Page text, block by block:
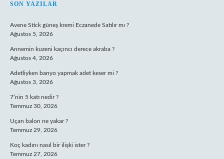
SIDEBAR
SON YAZILAR
Avene Stick güneş kremi Eczanede Satılır mı ?
Ağustos 5, 2026
Annemin kuzeni kaçıncı derece akraba ?
Ağustos 4, 2026
Adetliyken banyo yapmak adet keser mi ?
Ağustos 3, 2026
7’nin 5 katı nedir ?
Temmuz 30, 2026
Uçan balon ne yakar ?
Temmuz 29, 2026
Koç kadını nasıl bir ilişki ister ?
Temmuz 27, 2026